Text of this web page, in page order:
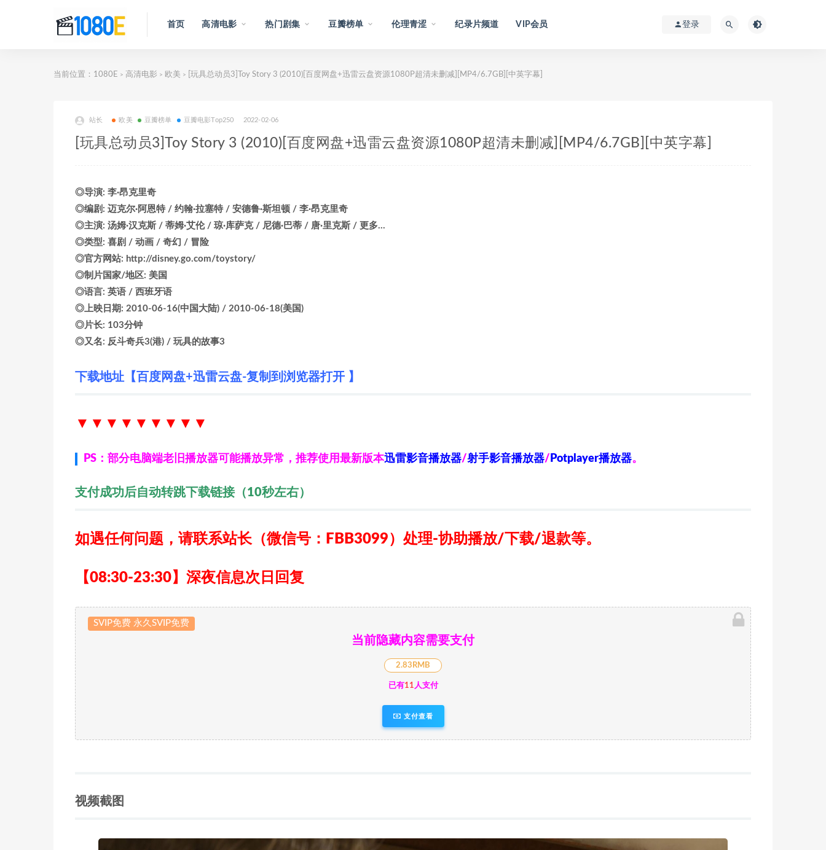
首页 高清电影 热门剧集 豆瓣榜单 伦理青涩 纪录片频道 VIP会员 登录
当前位置： 1080E > 高清电影 > 欧美 > [玩具总动员3]Toy Story 3 (2010)[百度网盘+迅雷云盘资源1080P超清未删减][MP4/6.7GB][中英字幕]
站长 欧美 豆瓣榜单 豆瓣电影Top250 2022-02-06
[玩具总动员3]Toy Story 3 (2010)[百度网盘+迅雷云盘资源1080P超清未删减][MP4/6.7GB][中英字幕]
◎导演: 李·昂克里奇
◎编剧: 迈克尔·阿恩特 / 约翰·拉塞特 / 安德鲁·斯坦顿 / 李·昂克里奇
◎主演: 汤姆·汉克斯 / 蒂姆·艾伦 / 琼·库萨克 / 尼德·巴蒂 / 唐·里克斯 / 更多…
◎类型: 喜剧 / 动画 / 奇幻 / 冒险
◎官方网站: http://disney.go.com/toystory/
◎制片国家/地区: 美国
◎语言: 英语 / 西班牙语
◎上映日期: 2010-06-16(中国大陆) / 2010-06-18(美国)
◎片长: 103分钟
◎又名: 反斗奇兵3(港) / 玩具的故事3
下载地址【百度网盘+迅雷云盘-复制到浏览器打开 】
▼▼▼▼▼▼ ▼▼▼
PS：部分电脑端老旧播放器可能播放异常，推荐使用最新版本迅雷影音播放器/射手影音播放器/ Potplayer播放器。
支付成功后自动转跳下载链接（10秒左右）
如遇任何问题，请联系站长（微信号：FBB3099） 处理-协助播放/下载/退款等。
【08:30-23:30】深夜信息次日回复
SVIP免费 永久SVIP免费
当前隐藏内容需要支付
2.83RMB
已有11人支付
支付查看
视频截图